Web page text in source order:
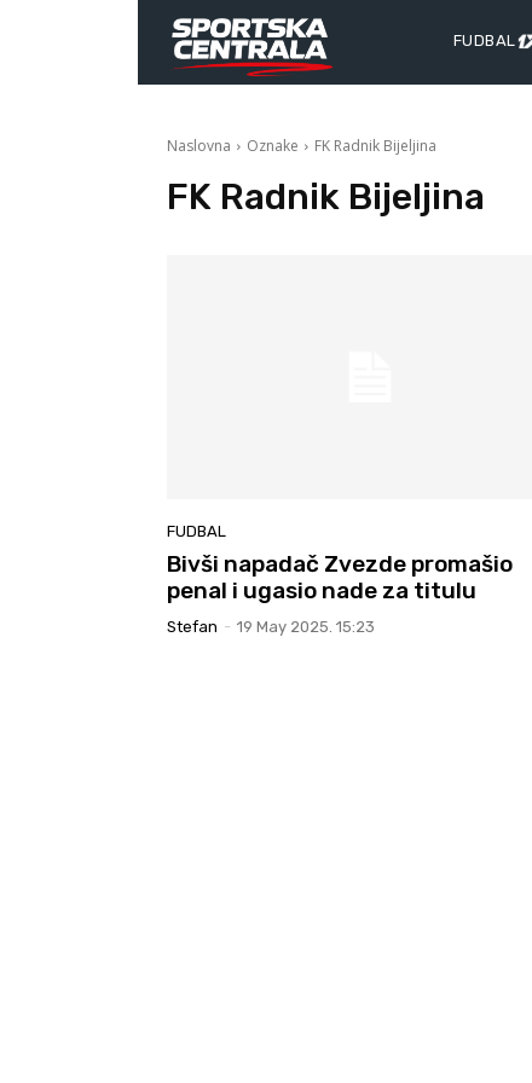
FUDBAL
Naslovna Oznake FK Radnik Bijeljina
FK Radnik Bijeljina
FUDBAL
Bivši napadač Zvezde promašio
penal i ugasio nade za titulu
Stefan - 19 May 2025. 15:23